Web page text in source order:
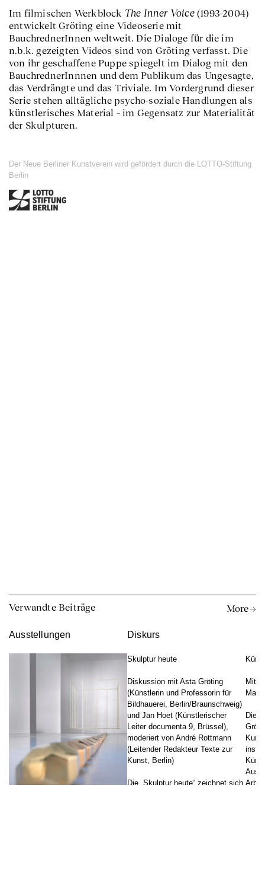
Im filmischen Werkblock The Inner Voice(1993-2004)
entwickelt Gröting eine Videoserie mit
BauchrednerInnen weltweit. Die Dialoge für die im
n.b.k. gezeigten Videos sind von Gröting verfasst. Die
von ihr geschaffene Puppe spiegelt im Dialog mit den
BauchrednerInnnen und dem Publikum das Ungesagte,
das Verdrängte und das Triviale. Im Vordergrund dieser
Serie stehen alltägliche psycho-soziale Handlungen als
künstlerisches Material – im Gegensatz zur Materialität
der Skulpturen.
Der Neue Berliner Kunstverein wird gefördert durch die LOTTO-Stiftung
Berlin
Verwandte Beiträge More →
Ausstellungen Diskurs
Skulptur heute
Diskussion mit Asta Gröting
(Künstlerin und Professorin für
Bildhauerei, Berlin/Braunschweig)
und Jan Hoet (Künstlerischer
Leiter documenta 9, Brüssel),
moderiert von André Rottmann
(Leitender Redakteur Texte zur
Kunst, Berlin)
Die „Skulptur heute“ zeichnet sich
Mit
Die